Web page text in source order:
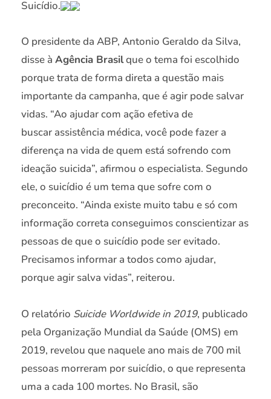
Suicídio.
O presidente da ABP, Antonio Geraldo da Silva,
disse à Agência Brasilque o tema foi escolhido
porque trata de forma direta a questão mais
importante da campanha, que é agir pode salvar
vidas. “Ao ajudar com ação efetiva de
buscar assistência médica, você pode fazer a
diferença na vida de quem está sofrendo com
ideação suicida”, afirmou o especialista. Segundo
ele, o suicídio é um tema que sofre com o
preconceito. “Ainda existe muito tabu e só com
informação correta conseguimos conscientizar as
pessoas de que o suicídio pode ser evitado.
Precisamos informar a todos como ajudar,
porque agir salva vidas”, reiterou.
O relatório Suicide Worldwide in 2019, publicado
pela Organização Mundial da Saúde (OMS) em
2019, revelou que naquele ano mais de 700 mil
pessoas morreram por suicídio, o que representa
uma a cada 100 mortes. No Brasil, são